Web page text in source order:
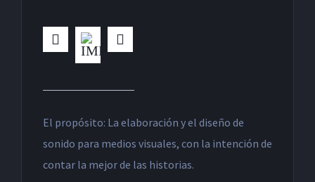
El propósito: La elaboración y el diseño de
sonido para medios visuales, con la intención de
contar la mejor de las historias.